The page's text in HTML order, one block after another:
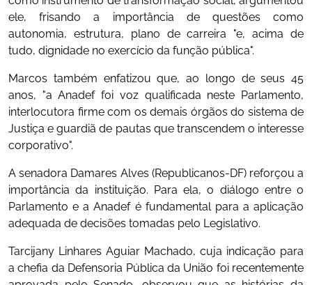
ele, frisando a importância de questões como
autonomia, estrutura, plano de carreira "e, acima de
tudo, dignidade no exercício da função pública".
Marcos também enfatizou que, ao longo de seus 45
anos, "a Anadef foi voz qualificada neste Parlamento,
interlocutora firme com os demais órgãos do sistema de
Justiça e guardiã de pautas que transcendem o interesse
corporativo".
A senadora Damares Alves (Republicanos-DF) reforçou a
importância da instituição. Para ela, o diálogo entre o
Parlamento e a Anadef é fundamental para a aplicação
adequada de decisões tomadas pelo Legislativo.
Tarcijany Linhares Aguiar Machado, cuja indicação para
a chefia da Defensoria Pública da União foi recentemente